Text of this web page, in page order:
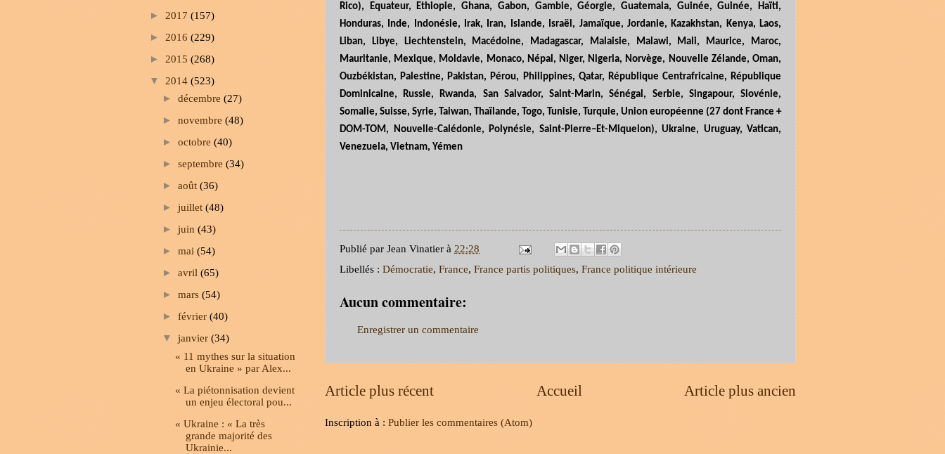
Rico), Equateur, Ethiopie, Ghana, Gabon, Gambie, Géorgie, Guatemala, Guinée, Guinée, Haïti,
Honduras, Inde, Indonésie, Irak, Iran, Islande, Israël, Jamaïque, Jordanie, Kazakhstan, Kenya, Laos,
Liban, Libye, Liechtenstein, Macédoine, Madagascar, Malaisie, Malawi, Mali, Maurice, Maroc,
Mauritanie, Mexique, Moldavie, Monaco, Népal, Niger, Nigeria, Norvège, Nouvelle Zélande, Oman,
Ouzbékistan, Palestine, Pakistan, Pérou, Philippines, Qatar, République Centrafricaine, République
Dominicaine, Russie, Rwanda, San Salvador, Saint-Marin, Sénégal, Serbie, Singapour, Slovénie,
Somalie, Suisse, Syrie, Taiwan, Thaïlande, Togo, Tunisie, Turquie, Union européenne (27 dont France +
DOM-TOM, Nouvelle-Calédonie, Polynésie, Saint-Pierre–Et-Miquelon), Ukraine, Uruguay, Vatican,
Venezuela, Vietnam, Yémen
Publié par Jean Vinatier à 22:28
Libellés : Démocratie, France, France partis politiques, France politique intérieure
Aucun commentaire:
Enregistrer un commentaire
Article plus récent Article plus ancien
Accueil
Inscription à : Publier les commentaires (Atom)
► 2017 (157)
► 2016 (229)
► 2015 (268)
▼ 2014 (523)
► décembre (27)
► novembre (48)
► octobre (40)
► septembre (34)
► août (36)
► juillet (48)
► juin (43)
► mai (54)
► avril (65)
► mars (54)
► février (40)
▼ janvier (34)
« 11 mythes sur la situation
en Ukraine » par Alex...
« La piétonnisation devient
un enjeu électoral pou...
« Ukraine : « La très
grande majorité des
Ukrainie...